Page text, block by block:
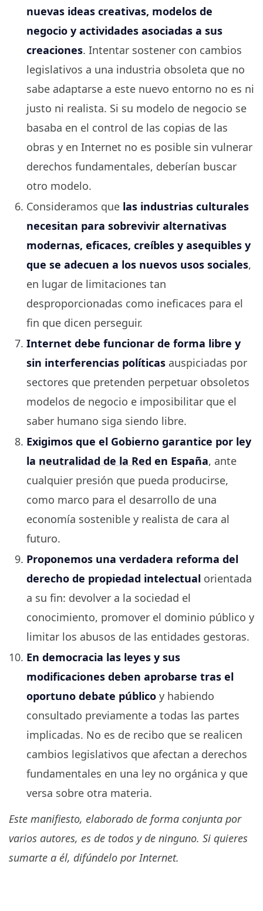
nuevas ideas creativas, modelos de
negocio y actividades asociadas a sus
creaciones. Intentar sostener con cambios
legislativos a una industria obsoleta que no
sabe adaptarse a este nuevo entorno no es ni
justo ni realista. Si su modelo de negocio se
basaba en el control de las copias de las
obras y en Internet no es posible sin vulnerar
derechos fundamentales, deberían buscar
otro modelo.
Consideramos que las industrias culturales
necesitan para sobrevivir alternativas
modernas, eficaces, creíbles y asequibles y
que se adecuen a los nuevos usos sociales,
en lugar de limitaciones tan
desproporcionadas como ineficaces para el
fin que dicen perseguir.
Internet debe funcionar de forma libre y
sin interferencias políticas auspiciadas por
sectores que pretenden perpetuar obsoletos
modelos de negocio e imposibilitar que el
saber humano siga siendo libre.
Exigimos que el Gobierno garantice por ley
la neutralidad de la Red en España, ante
cualquier presión que pueda producirse,
como marco para el desarrollo de una
economía sostenible y realista de cara al
futuro.
Proponemos una verdadera reforma del
derecho de propiedad intelectual orientada
a su fin: devolver a la sociedad el
conocimiento, promover el dominio público y
limitar los abusos de las entidades gestoras.
En democracia las leyes y sus
modificaciones deben aprobarse tras el
oportuno debate público y habiendo
consultado previamente a todas las partes
implicadas. No es de recibo que se realicen
cambios legislativos que afectan a derechos
fundamentales en una ley no orgánica y que
versa sobre otra materia.
Este manifiesto, elaborado de forma conjunta por
varios autores, es de todos y de ninguno. Si quieres
sumarte a él, difúndelo por Internet.